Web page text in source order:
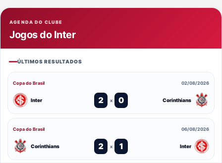
AGENDA DO CLUBE
Jogos do Inter
ÚLTIMOS RESULTADOS
Copa do Brasil 02/08/2026
Inter 2 x 0 Corinthians
Copa do Brasil 06/08/2026
Corinthians 2 x 1 Inter